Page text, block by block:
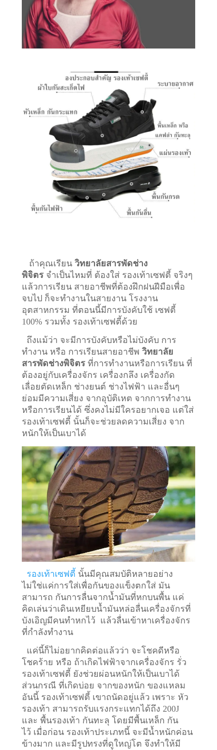
ถ้าคุณเรียน วิทยาลัยสารพัดช่าง
พิจิตรจำเป็นไหมที่ ต้องใส่ รองเท้าเซฟตี้ จริงๆ
แล้วการเรียน สายอาชีพที่ต้องฝึกฝนฝีมือเพื่อ
จบไป ก็จะทำงานในสายงาน โรงงาน
อุตสาหกรรม ที่ตอนนี้มีการบังคับใช้ เซฟตี้
100% รวมทั้ง รองเท้าเซฟตี้ด้วย
ถึงแม้ว่า จะมีการบังคับหรือไม่บังคับ การ
ทำงาน หรือ การเรียนสายอาชีพ วิทยาลัย
สารพัดช่างพิจิตรที่การทำงานหรือการเรียน ที่
ต้องอยู่กับเครื่องจักร เครื่องกลึง เครื่องกัด
เลื่อยตัดเหล็ก ช่างยนต์ ช่างไฟฟ้า และอื่นๆ
ย่อมมีความเสี่ยง จากอุบัติเหต จากการทำงาน
หรือการเรียนได้ ซึ่งคงไม่มีใครอยากเจอ แต่ใส่
รองเท้าเซฟตี้ นั้นก็จะช่วยลดความเสี่ยง จาก
หนักให้เป็นเบาได้
รองเท้าเซฟตี้ นั้นมีคุณสมบัติหลายอย่าง
ไม่ใช่แค่การใส่เพื่อกันของแข็งตกใส่ มัน
สามารถ กันการลื่นจากน้ำมันที่หกบนพื้น แค่
คิดเล่นว่าเดินเหยียบน้ำมันหล่อลื่นเครื่องจักรที่
บังเอิญมีคนทำหกไว้ แล้วลื่นเข้าหาเครื่องจักร
ที่กำลังทำงาน
แค่นี้ก็ไม่อยากคิดต่อแล้วว่า จะโชคดีหรือ
โชคร้าย หรือ ถ้าเกิดไฟฟ้าจากเครื่องจักร รั่ว
รองเท้าเซฟตี้ ยังช่วยผ่อนหนักให้เป็นเบาได้
ส่วนกรณี ที่เกิดบ่อย จากของหนัก ของแหลม
อันนี้ รองเท้าเซฟตี้ เขาถนัดอยู่แล้ว เพราะ หัว
รองเท้า สามารถรับแรงกระแทกได้ถึง 200J
และ พื้นรองเท้า กันทะลุ โดยมีพื้นเหล็ก กัน
ไว้ เมื่อก่อน รองเท้าประเภทนี้ จะมีน้ำหนักค่อน
ข้างมาก และมีรูปทรงที่ดูใหญ่โต จึงทำให้มี